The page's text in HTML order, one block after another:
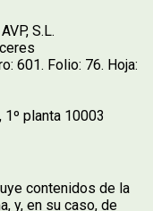
S.L.
601. Folio: 76. Hoja:
planta 10003
contenidos de la
y, en su caso, de